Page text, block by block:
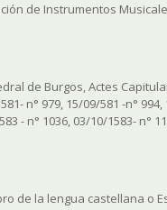
de Instrumentos
de Burgos, Actes
n° 979, 15/09/581 -n°
- n° 1036, 03/10/1583- n°
de la lengua castellana o